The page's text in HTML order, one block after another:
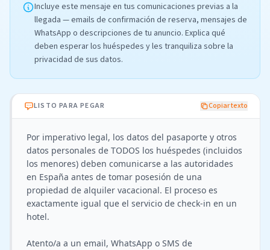
Incluye este mensaje en tus comunicaciones previas a la
llegada — emails de confirmación de reserva, mensajes de
WhatsApp o descripciones de tu anuncio. Explica qué
deben esperar los huéspedes y les tranquiliza sobre la
privacidad de sus datos.
LISTO PARA PEGAR Copiar texto
Por imperativo legal, los datos del pasaporte y otros
datos personales de TODOS los huéspedes (incluidos
los menores) deben comunicarse a las autoridades
en España antes de tomar posesión de una
propiedad de alquiler vacacional. El proceso es
exactamente igual que el servicio de check-in en un
hotel.